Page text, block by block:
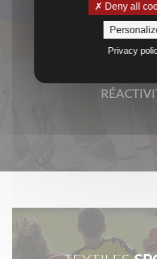
Deny all
Privacy